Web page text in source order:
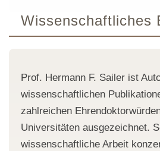
Wissenschaftliches
Prof. Hermann F. Sailer ist
wissenschaftlichen
zahlreichen
Universitäten ausgezeichnet.
wissenschaftliche Arbeit